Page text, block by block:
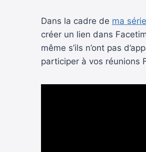
Dans la cadre de ma
créer un lien dans
même s’ils n’ont pas
participer à vos réunions